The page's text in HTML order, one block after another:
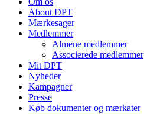
About DPT
Mærkesager
Medlemmer
Almene medlemmer
Associerede medlemmer
Mit DPT
Nyheder
Kampagner
Presse
Køb dokumenter og mærkater